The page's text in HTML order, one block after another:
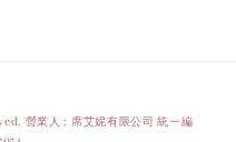
營業人 : 席艾妮有限公司 統一編